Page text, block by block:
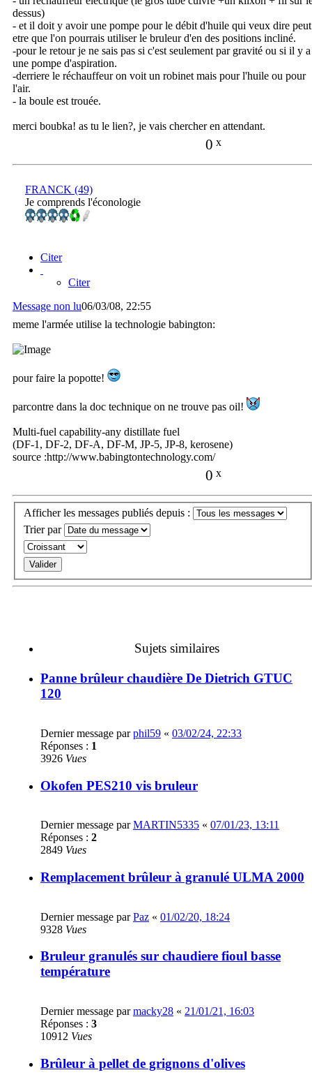
dessus)
- et il doit y avoir une pompe pour le débit d'huile qui veux dire peut
etre que l'on pourrais utiliser le bruleur d'en des positions incliné.
-pour le retour je ne sais pas si c'est seulement par gravité ou si il y a
une pompe d'aspiration.
-derriere le réchauffeur on voit un robinet mais pour l'huile ou pour
l'air.
- la boule est trouée.
merci boubka! as tu le lien?, je vais chercher en attendant.
0 x
FRANCK (49)
Je comprends l'éconologie
Citer
Citer
Message non lu06/03/08, 22:55
meme l'armée utilise la technologie babington:
pour faire la popotte!
parcontre dans la doc technique on ne trouve pas oil!
Multi-fuel capability-any distillate fuel
(DF-1, DF-2, DF-A, DF-M, JP-5, JP-8, kerosene)
source :http://www.babingtontechnology.com/
0 x
Afficher les messages publiés depuis :
Trier par
Sujets similaires
Panne brûleur chaudière De Dietrich GTUC
120
Dernier message parphil59 « 03/02/24, 22:33
Réponses : 1
3926 Vues
Okofen PES210 vis bruleur
Dernier message parMARTIN5335 « 07/01/23, 13:11
Réponses : 2
2849 Vues
Remplacement brûleur à granulé ULMA 2000
Dernier message parPaz « 01/02/20, 18:24
9328 Vues
Bruleur granulés sur chaudiere fioul basse
température
Dernier message parmacky28 « 21/01/21, 16:03
Réponses : 3
10912 Vues
Brûleur à pellet de grignons d'olives